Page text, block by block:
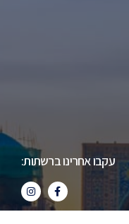
עקבו אחרינו ברשתות: